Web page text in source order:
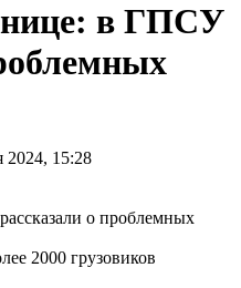
в ГПСУ
2024, 15:28
2000 грузовиков